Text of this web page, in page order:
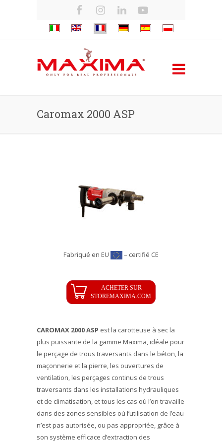
Caromax 2000 ASP
Fabriqué en EU – certifié CE
CAROMAX 2000 ASP est la carotteuse à sec la
plus puissante de la gamme Maxima, idéale pour
le perçage de trous traversants dans le béton, la
maçonnerie et la pierre, les ouvertures de
ventilation, les perçages continus de trous
traversants dans les installations hydrauliques
et de climatisation, et tous les cas où l’on travaille
dans des zones sensibles où l’utilisation de l’eau
n’est pas autorisée, ou pas appropriée, grâce à
son système efficace d’extraction des